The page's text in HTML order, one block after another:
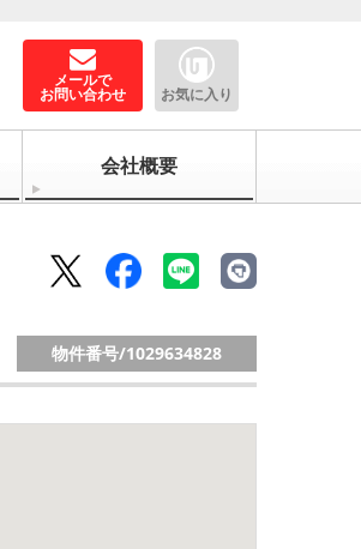
メールで
お問い合わせ お気に入り
会社概要
物件番号/1029634828